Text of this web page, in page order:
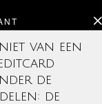
van een
de
de